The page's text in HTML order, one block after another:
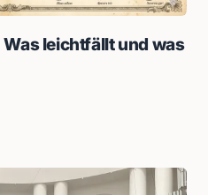
leichtfällt und was